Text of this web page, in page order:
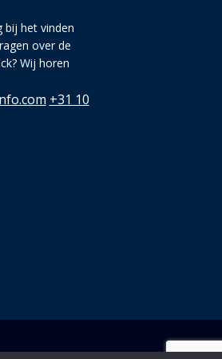
bij het vinden
over de
Wij horen
+31 10